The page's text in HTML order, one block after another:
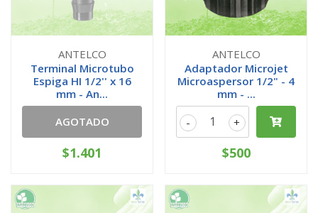
ANTELCO
Terminal Microtubo
Espiga HI 1/2'' x 16
mm - An...
AGOTADO
$1.401
ANTELCO
Adaptador Microjet
Microaspersor 1/2" - 4
mm - ...
+
-
$500